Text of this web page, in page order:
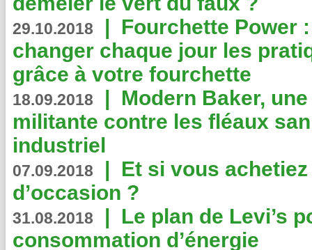
29.10.2018 | Fourchette Power
changer chaque jour les
grâce à votre fourchette
18.09.2018 | Modern Baker,
militante contre les fléaux
industriel
07.09.2018 | Et si vous
d’occasion ?
31.08.2018 | Le plan de Levi’s
consommation d’énergie